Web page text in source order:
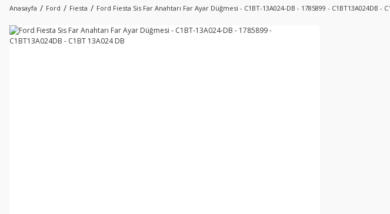
Anasayfa Ford Fiesta Ford Fiesta Sis Far Anahtarı Far Ayar Düğmesi - C1BT-13A024-DB - 1785899 - C1BT13A024DB -